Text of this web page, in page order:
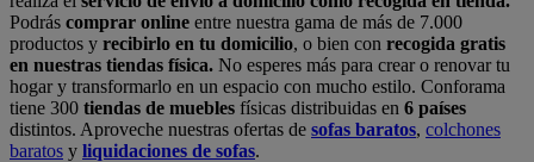
Podrás comprar online entre nuestra gama de más de 7.000
productos y recibirlo en tu domicilio, o bien con recogida gratis
en nuestras tiendas física. No esperes más para crear o renovar tu
hogar y transformarlo en un espacio con mucho estilo. Conforama
tiene 300 tiendas de muebles físicas distribuidas en 6 países
distintos. Aproveche nuestras ofertas de sofas baratos, colchones
baratos y liquidaciones de sofas.